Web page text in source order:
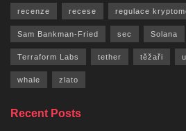
recenze recese regulace
Sam Bankman-Fried sec Solana
Terraform Labs tether těžaři
whale zlato
Recent Posts